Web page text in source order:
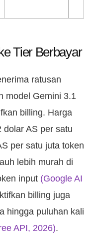
Tier Berbayar
ratusan
model Gemini 3.1
billing. Harga
dolar AS per satu
per satu juta token
lebih murah di
input (Google AI
billing juga
hingga puluhan kali
API, 2026).